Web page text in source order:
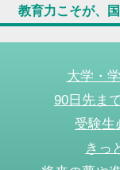
教育力こそが、国
大学・
90日先ま
受験生
きっ